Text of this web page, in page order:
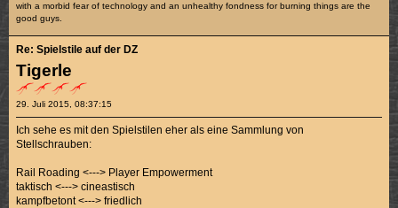
with a morbid fear of technology and an unhealthy fondness for burning things are the
good guys.
Tigerle
29. Juli 2015, 08:37:15
Re: Spielstile auf der DZ
Ich sehe es mit den Spielstilen eher als eine Sammlung von
Stellschrauben:
Rail Roading <---> Player Empowerment
taktisch <---> cineastisch
kampfbetont <---> friedlich